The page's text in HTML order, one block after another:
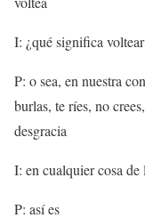
I: ¿qué significa
P: o sea, en nuestra
burlas, te ríes, no
desgracia
I: en cualquier cosa de
P: así es